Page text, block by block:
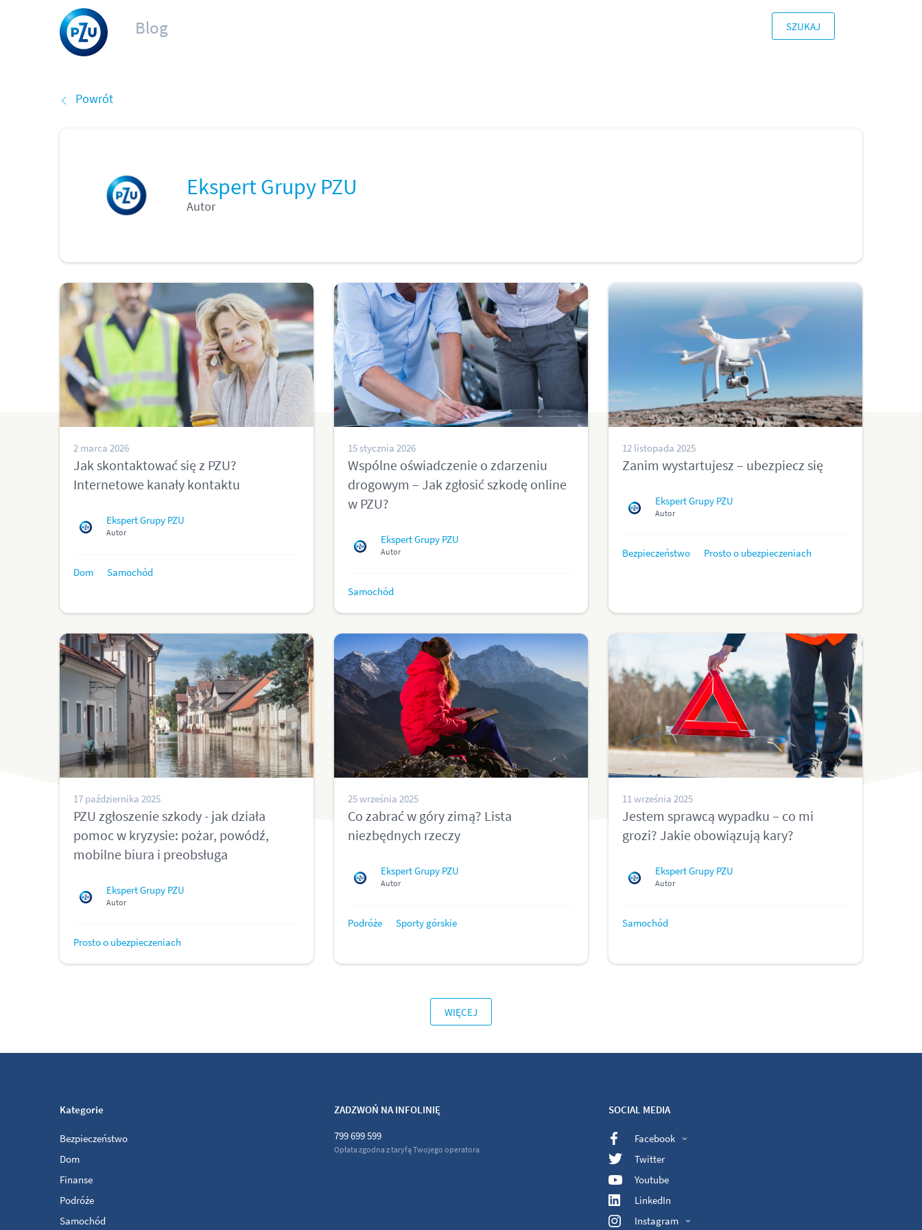
Blog SZUKAJ
Powrót
Ekspert Grupy PZU
Autor
2 marca 2026
Jak skontaktować się z PZU?
Internetowe kanały kontaktu
Ekspert Grupy PZU
Autor
Dom Samochód
15 stycznia 2026
Wspólne oświadczenie o zdarzeniu
drogowym – Jak zgłosić szkodę online
w PZU?
Ekspert Grupy PZU
Autor
Samochód
12 listopada 2025
Zanim wystartujesz – ubezpiecz się
Ekspert Grupy PZU
Autor
Bezpieczeństwo Prosto o ubezpieczeniach
17 października 2025
PZU zgłoszenie szkody - jak działa
pomoc w kryzysie: pożar, powódź,
mobilne biura i preobsługa
Ekspert Grupy PZU
Autor
Prosto o ubezpieczeniach
25 września 2025
Co zabrać w góry zimą? Lista
niezbędnych rzeczy
Ekspert Grupy PZU
Autor
Podróże Sporty górskie
11 września 2025
Jestem sprawcą wypadku – co mi
grozi? Jakie obowiązują kary?
Ekspert Grupy PZU
Autor
Samochód
WIĘCEJ
Kategorie
Bezpieczeństwo
Dom
Finanse
Podróże
Samochód
ZADZWOŃ NA INFOLINIĘ
799 699 599
Opłata zgodna z taryfą Twojego operatora
SOCIAL MEDIA
Facebook
Twitter
Youtube
LinkedIn
Instagram